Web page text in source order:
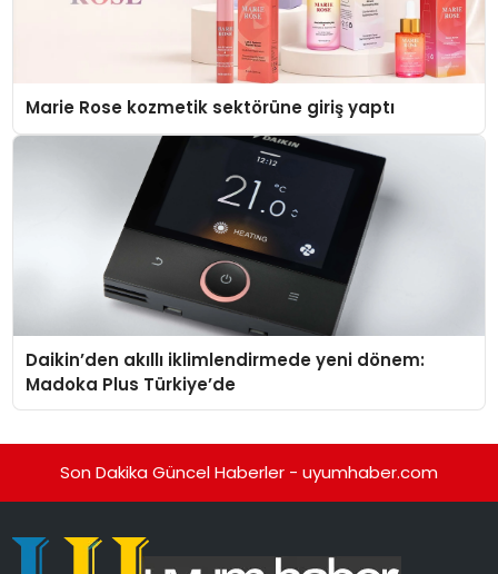
Marie Rose kozmetik sektörüne giriş yaptı
Daikin’den akıllı iklimlendirmede yeni dönem:
Madoka Plus Türkiye’de
Son Dakika Güncel Haberler - uyumhaber.com